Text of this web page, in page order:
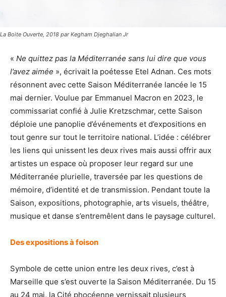
La Boite Ouverte, 2018 par Kegham Djeghalian Jr
« Ne quittez pas la Méditerranée sans lui dire que vous
l’avez aimée », écrivait la poétesse Etel Adnan. Ces mots
résonnent avec cette Saison Méditerranée lancée le 15
mai dernier. Voulue par Emmanuel Macron en 2023, le
commissariat confié à Julie Kretzschmar, cette Saison
déploie une panoplie d’événements et d’expositions en
tout genre sur tout le territoire national. L’idée : célébrer
les liens qui unissent les deux rives mais aussi offrir aux
artistes un espace où proposer leur regard sur une
Méditerranée plurielle, traversée par les questions de
mémoire, d’identité et de transmission. Pendant toute la
Saison, expositions, photographie, arts visuels, théâtre,
musique et danse s’entremêlent dans le paysage culturel.
Des expositions à foison
Symbole de cette union entre les deux rives, c’est à
Marseille que s’est ouverte la Saison Méditerranée. Du 15
au 24 mai, la Cité phocéenne vernissait plusieurs